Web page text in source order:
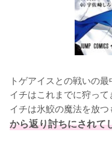
トゲアイスとの戦いの
イチはこれまでに狩って
イチは氷鮫の魔法を放つ
から返り討ちにされて